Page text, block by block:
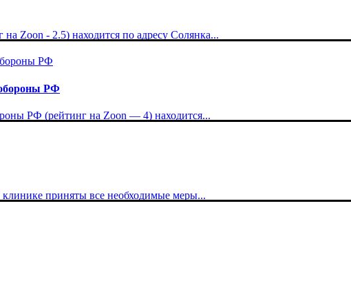
Zoon - 2.5) находится по адресу Солянка...
РФ
РФ (рейтинг на Zoon — 4) находится...
приняты все необходимые меры...